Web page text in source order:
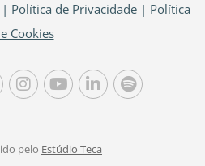
Política de Privacidade| Política
Cookies
pelo Estúdio Teca